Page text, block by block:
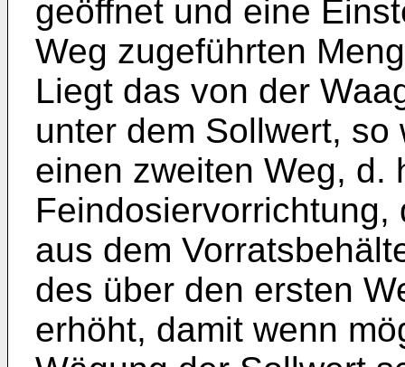
geöffnet und eine
Weg zugeführten
Liegt das von der
unter dem Sollwert,
einen zweiten Weg, d.
Feindosiervorrichtung,
aus dem
des über den ersten
erhöht, damit wenn